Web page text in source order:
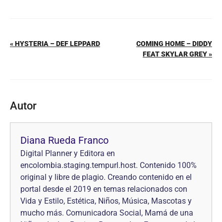
« HYSTERIA – DEF LEPPARD
COMING HOME – DIDDY
FEAT SKYLAR GREY »
Autor
Diana Rueda Franco
Digital Planner y Editora en
encolombia.staging.tempurl.host. Contenido 100%
original y libre de plagio. Creando contenido en el
portal desde el 2019 en temas relacionados con
Vida y Estilo, Estética, Niños, Música, Mascotas y
mucho más. Comunicadora Social, Mamá de una